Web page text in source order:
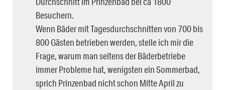
Besuchern.
Wenn Bäder mit Tagesdurchschnitten von 700 bis
800 Gästen betrieben werden, stelle ich mir die
Frage, warum man seitens der Bäderbetriebe
immer Probleme hat, wenigsten ein Sommerbad,
sprich Prinzenbad nicht schon Mitte April zu